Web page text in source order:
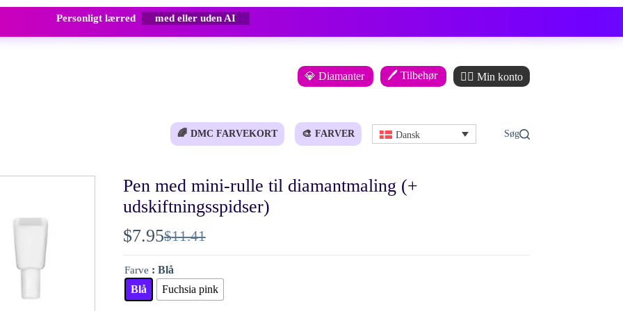
Personligt lærred med eller uden AI
💎 Diamanter 🖊️ Tilbehør 🙋‍♂️ Min konto
🌈 DMC FARVEKORT 🎨 FARVER Dansk
Pen med mini-rulle til diamantmaling (+
udskiftningsspidser)
$11.41
Den
oprindelige
pris
$7.95Den
aktuelle
pris
Farve : Blå
Blå
Fuchsia pink